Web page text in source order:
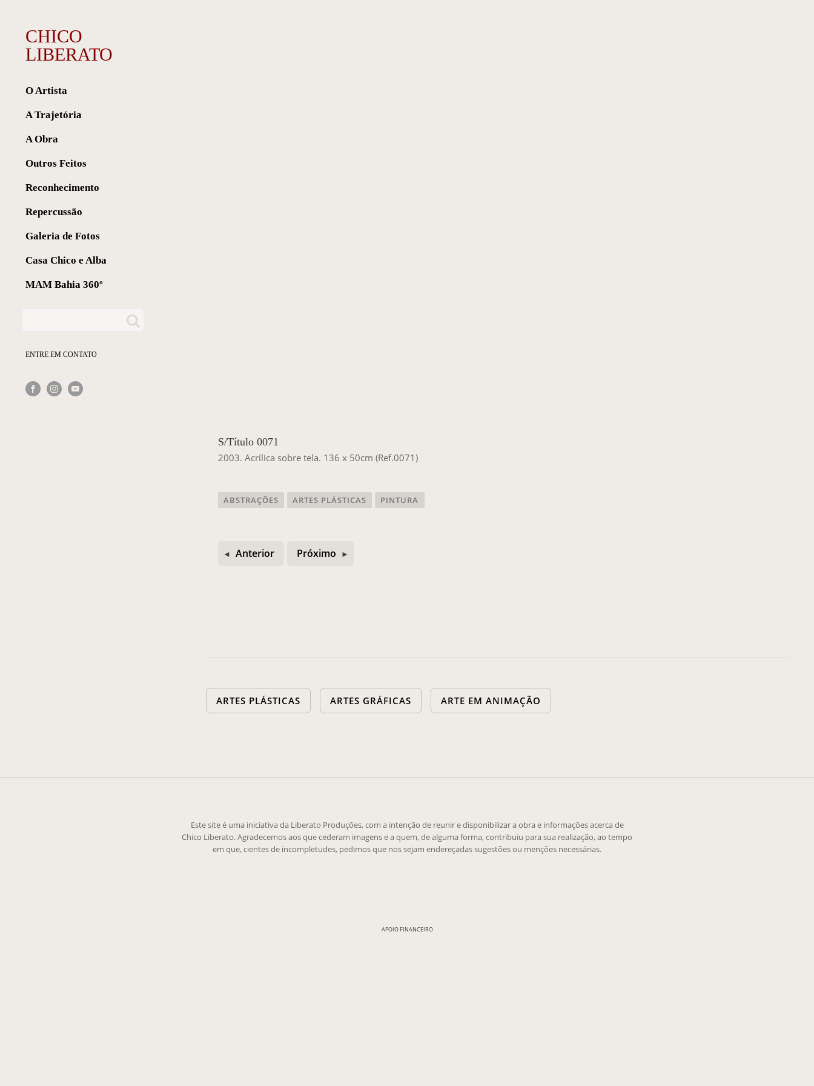
CHICO
LIBERATO
O Artista
A Trajetória
A Obra
Outros Feitos
Reconhecimento
Repercussão
Galeria de Fotos
Casa Chico e Alba
MAM Bahia 360º
ENTRE EM CONTATO
S/Título 0071
2003. Acrílica sobre tela. 136 x 50cm (Ref.0071)
ABSTRAÇÕES ARTES PLÁSTICAS PINTURA
Anterior Próximo
ARTES PLÁSTICAS ARTES GRÁFICAS ARTE EM ANIMAÇÃO
Este site é uma iniciativa da Liberato Produções, com a intenção de reunir e disponibilizar a obra e informações acerca de
Chico Liberato. Agradecemos aos que cederam imagens e a quem, de alguma forma, contribuiu para sua realização, ao tempo
em que, cientes de incompletudes, pedimos que nos sejam endereçadas sugestões ou menções necessárias.
APOIO FINANCEIRO